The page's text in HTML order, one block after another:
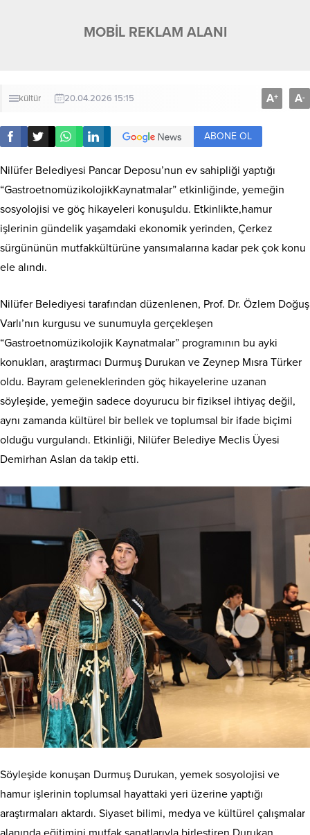
MOBİL REKLAM ALANI
kültür 20.04.2026 15:15 A+ A-
ABONE OL
Nilüfer Belediyesi Pancar Deposu’nun ev sahipliği yaptığı
“GastroetnomüzikolojikKaynatmalar” etkinliğinde, yemeğin
sosyolojisi ve göç hikayeleri konuşuldu. Etkinlikte,hamur
işlerinin gündelik yaşamdaki ekonomik yerinden, Çerkez
sürgününün mutfakkültürüne yansımalarına kadar pek çok konu
ele alındı.
Nilüfer Belediyesi tarafından düzenlenen, Prof. Dr. Özlem Doğuş
Varlı’nın kurgusu ve sunumuyla gerçekleşen
“Gastroetnomüzikolojik Kaynatmalar” programının bu ayki
konukları, araştırmacı Durmuş Durukan ve Zeynep Mısra Türker
oldu. Bayram geleneklerinden göç hikayelerine uzanan
söyleşide, yemeğin sadece doyurucu bir fiziksel ihtiyaç değil,
aynı zamanda kültürel bir bellek ve toplumsal bir ifade biçimi
olduğu vurgulandı. Etkinliği, Nilüfer Belediye Meclis Üyesi
Demirhan Aslan da takip etti.
Söyleşide konuşan Durmuş Durukan, yemek sosyolojisi ve
hamur işlerinin toplumsal hayattaki yeri üzerine yaptığı
araştırmaları aktardı. Siyaset bilimi, medya ve kültürel çalışmalar